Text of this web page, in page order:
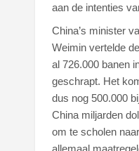
aan de intenties
China’s minister
Weimin vertelde
al 726.000 banen
geschrapt. Het
dus nog 500.000
China miljarden
om te scholen
allemaal